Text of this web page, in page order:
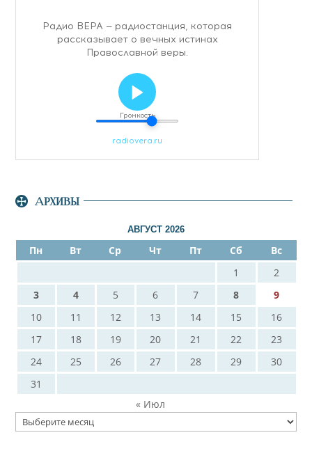
АРХИВЫ
АВГУСТ 2026
Пн Вт Ср Чт Пт Сб
Вс
1
2
3
4 5 6 7 8
9
10
11 12 13 14 15
16
17
18 19 20 21 22
23
24
25 26 27 28 29
30
31
« Июл
Архивы